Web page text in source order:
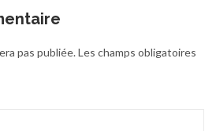
pas publiée.Les champs obligatoires